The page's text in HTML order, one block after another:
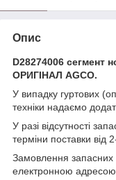
Опис
D28274006 сегмент
ОРИГІНАЛ AGCO.
У випадку гуртових
техніки надаємо
У разі відсутності
терміни поставки від
Замовлення
електронною